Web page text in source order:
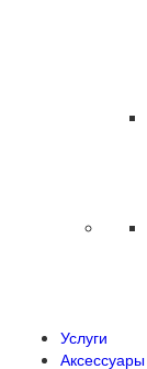
Услуги
Аксессуары